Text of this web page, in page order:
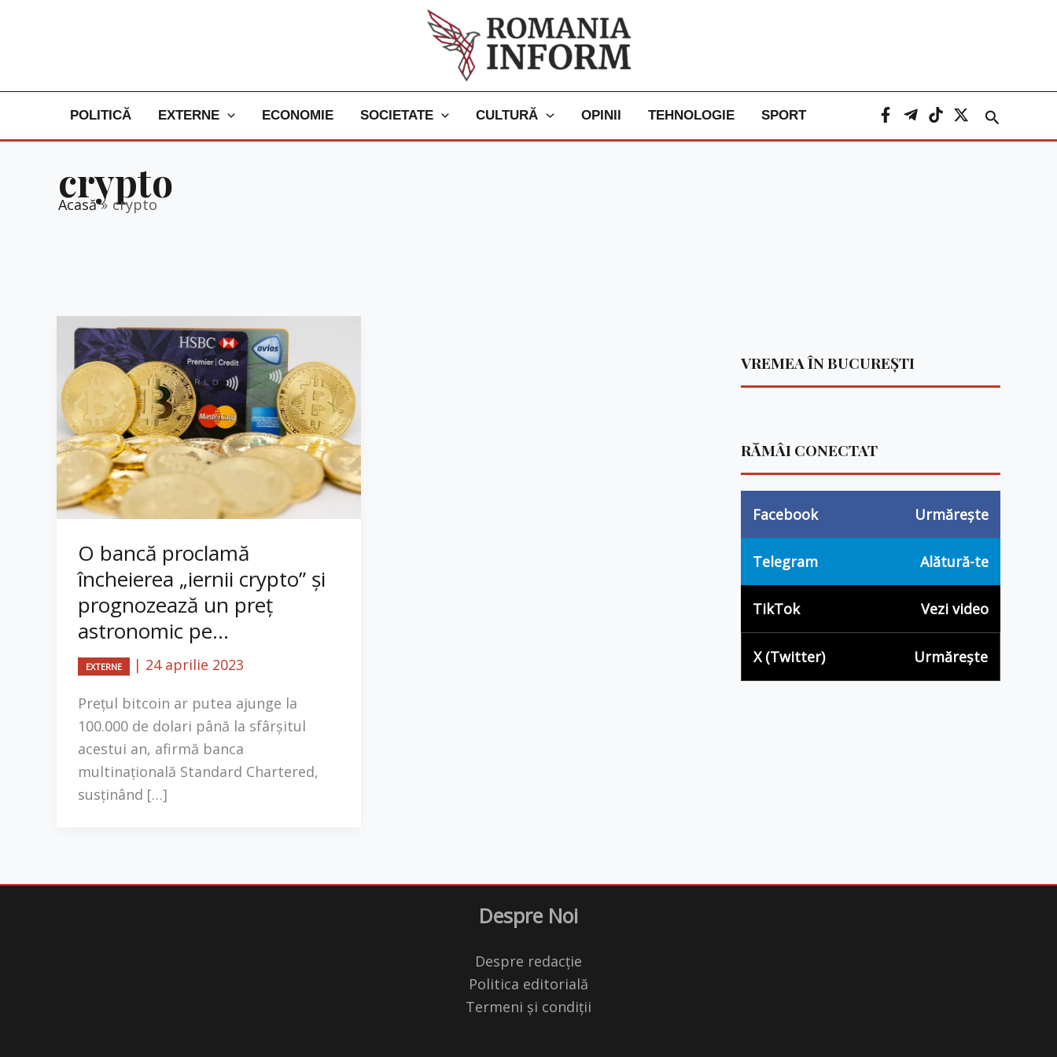
POLITICĂ EXTERNE ECONOMIE SOCIETATE CULTURĂ OPINII TEHNOLOGIE SPORT Caută
crypto
Acasă crypto
O bancă proclamă
încheierea „iernii crypto” și
prognozează un preț
astronomic pe...
EXTERNE | 24 aprilie 2023
Prețul bitcoin ar putea ajunge la
100.000 de dolari până la sfârșitul
acestui an, afirmă banca
multinațională Standard Chartered,
susținând […]
VREMEA ÎN BUCUREȘTI
RĂMÂI CONECTAT
Facebook Urmărește
Telegram Alătură-te
TikTok Vezi video
X (Twitter) Urmărește
Despre Noi
Despre redacție
Politica editorială
Termeni și condiții